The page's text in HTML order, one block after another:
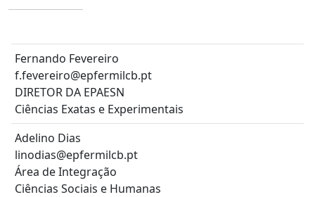
Fernando Fevereiro
f.fevereiro@epfermilcb.pt
DIRETOR DA EPAESN
Ciências Exatas e Experimentais
Adelino Dias
linodias@epfermilcb.pt
Área de Integração
Ciências Sociais e Humanas